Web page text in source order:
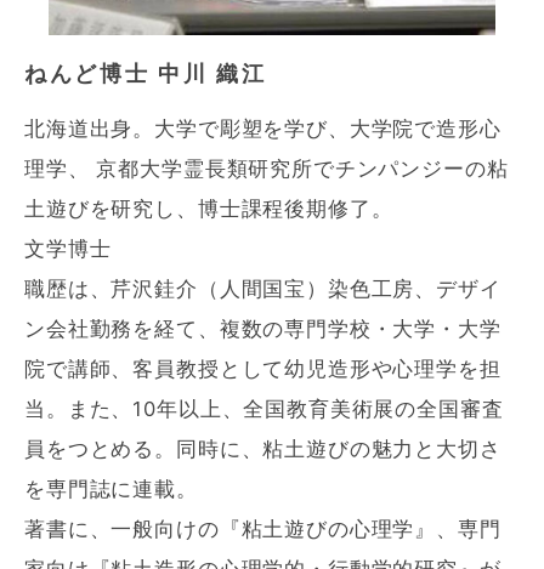
ねんど博士 中川 織江
北海道出身。大学で彫塑を学び、大学院で造形心
理学、 京都大学霊長類研究所でチンパンジーの粘
土遊びを研究し、博士課程後期修了。
文学博士
職歴は、芹沢銈介（人間国宝）染色工房、デザイ
ン会社勤務を経て、複数の専門学校・大学・大学
院で講師、客員教授として幼児造形や心理学を担
当。また、10年以上、全国教育美術展の全国審査
員をつとめる。同時に、粘土遊びの魅力と大切さ
を専門誌に連載。
著書に、一般向けの『粘土遊びの心理学』、専門